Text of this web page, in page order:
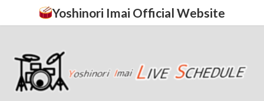
Yoshinori Imai Official Website